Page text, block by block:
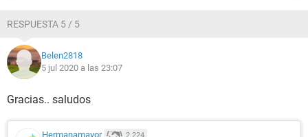
RESPUESTA 5 / 5
Belen2818
5 jul 2020 a las 23:07
Gracias.. saludos
Hermanamayor